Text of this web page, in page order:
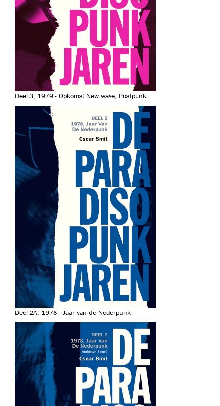
Deel 3, 1979 - Opkomst New wave, Postpunk...
Deel 2A, 1978 - Jaar van de Nederpunk